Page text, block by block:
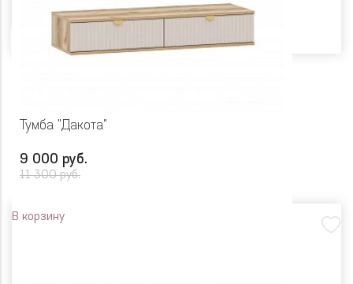
Тумба "Дакота"
9 000 руб.
11 300 руб.
В корзину